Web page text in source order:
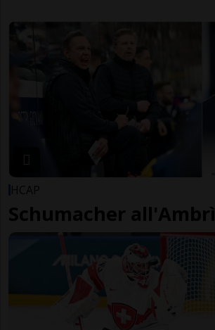
HCAP
Schumacher all'Ambrì